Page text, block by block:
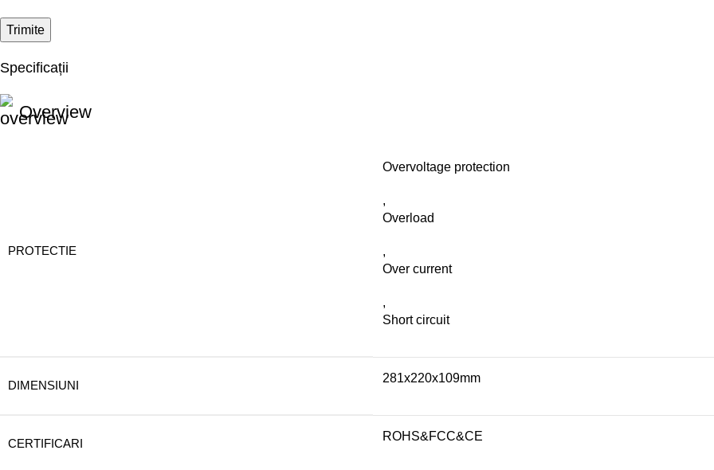
Specificații
Overview
PROTECTIE
Overvoltage protection
,
Overload
,
Over current
,
Short circuit
DIMENSIUNI
281x220x109mm
CERTIFICARI
ROHS&FCC&CE